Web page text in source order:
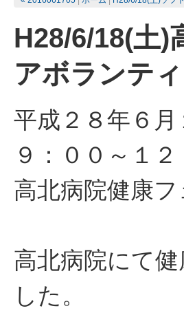
H28/6/18(土)
アボランテ
平成２８年６
９：００～１
高北病院健康
高北病院にて
した。